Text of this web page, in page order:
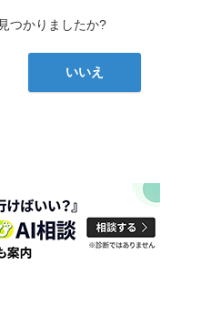
つかりましたか?
いいえ